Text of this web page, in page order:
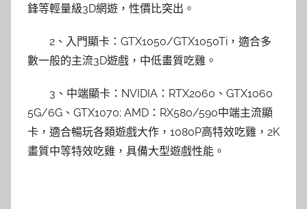
鋒等輕量級3D網遊，性價比突出。
2、入門顯卡：GTX1050/GTX1050Ti，適合多
數一般的主流3D遊戲，中低畫質吃雞。
3、中端顯卡：NVIDIA：RTX2060、GTX1060
5G/6G、GTX1070; AMD：RX580/590中端主流顯
卡，適合暢玩各類遊戲大作，1080P高特效吃雞，2K
畫質中等特效吃雞，具備大型遊戲性能。